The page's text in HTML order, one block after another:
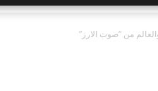
من “صوت الارز”